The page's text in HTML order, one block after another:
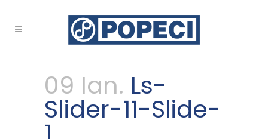
09 Ian. Ls-
Slider-11-Slide-